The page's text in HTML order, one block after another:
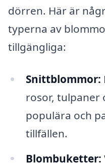
dörren. Här är
typerna av
tillgängliga:
Snittblommor:
rosor, tulpaner
populära och
tillfällen.
Blombuketter: